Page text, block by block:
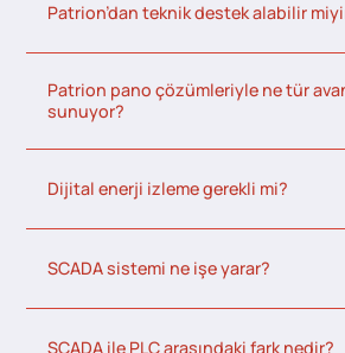
Patrion’dan teknik destek alabilir
Patrion pano çözümleriyle ne tür
sunuyor?
Dijital enerji izleme gerekli mi?
SCADA sistemi ne işe yarar?
SCADA ile PLC arasındaki fark nedir?